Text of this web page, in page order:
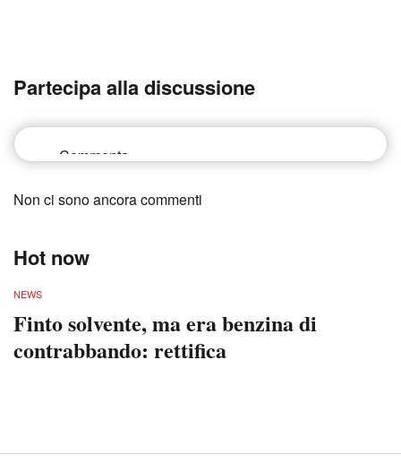
Partecipa alla discussione
Non ci sono ancora commenti
Hot now
NEWS
Finto solvente, ma era benzina di
contrabbando: rettifica